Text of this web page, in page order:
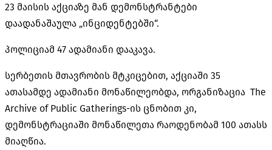
23 მაისის აქციაზე მან დემონსტრანტები
დაადანაშაულა „ინციდენტებში“.
პოლიციამ 47 ადამიანი დააკავა.
სერბეთის მთავრობის მტკიცებით, აქციაში 35
ათასამდე ადამიანი მონაწილეობდა, ორგანიზაცია The
Archive of Public Gatherings-ის ცნობით კი,
დემონსტრაციაში მონაწილეთა რაოდენობამ 100 ათასს
მიაღწია.